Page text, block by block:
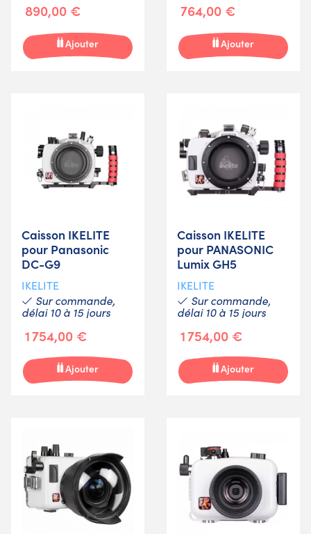
890,00 €
Ajouter
764,00 €
Ajouter
Caisson IKELITE
pour Panasonic
DC-G9
IKELITE
Sur commande,
délai 10 à 15 jours
1 754,00 €
Ajouter
Caisson IKELITE
pour PANASONIC
Lumix GH5
IKELITE
Sur commande,
délai 10 à 15 jours
1 754,00 €
Ajouter